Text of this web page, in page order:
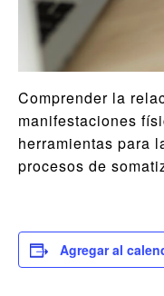
Comprender la
manifestaciones
herramientas para
procesos de
Agregar al